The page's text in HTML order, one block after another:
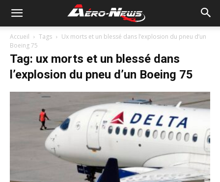
Accueil Tags
Ux morts et un blessé dans l’explosion du pneu d’un
Boeing 75
Tag: ux morts et un blessé dans
l’explosion du pneu d’un Boeing 75